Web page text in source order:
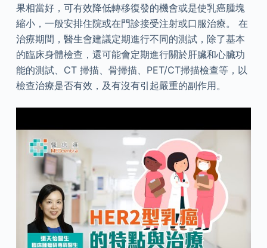
果相當好，可有效降低轉移復發的機會或是使乳癌腫塊
縮小，一般安排住院或在門診接受注射或口服治療。 在
治療期間，醫生會建議定期進行不同的測試，除了基本
的臨床身體檢查，還可能會定期進行關於肝臟和心臟功
能的測試、CT 掃描、骨掃描、PET/CT掃描檢查等，以
檢查治療是否有效，及有沒有引起嚴重的副作用。